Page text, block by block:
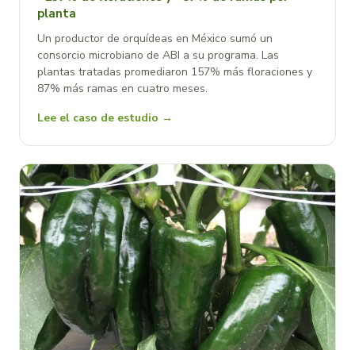
planta
Un productor de orquídeas en México sumó un
consorcio microbiano de ABI a su programa. Las
plantas tratadas promediaron 157% más floraciones y
87% más ramas en cuatro meses.
Lee el caso de estudio →